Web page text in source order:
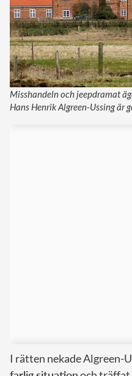
Misshandeln och jeepdramat
Hans Henrik Algreen-Ussing är
I rätten nekade Algreen-